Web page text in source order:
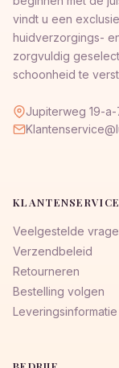
vindt u een
huidverzorgings-
zorgvuldig
schoonheid te
Jupiterweg 19-
KLANTENSERVICE
Veelgestelde
Verzendbeleid
Retourneren
Bestelling volgen
Leveringsinformatie